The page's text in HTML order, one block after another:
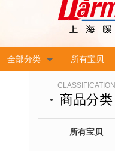
全部分类 所有宝贝
CLASSIFICATION
商品分类
所有宝贝